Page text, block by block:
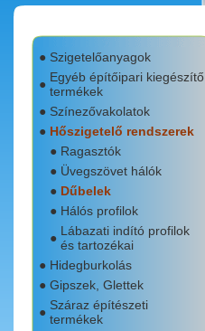
● Szigetelőanyagok
● Egyéb építőipari kiegészítő
termékek
● Színezővakolatok
● Hőszigetelő rendszerek
● Ragasztók
● Üvegszövet hálók
● Dűbelek
● Hálós profilok
● Lábazati indító profilok
és tartozékai
● Hidegburkolás
● Gipszek, Glettek
● Száraz építészeti
termékek